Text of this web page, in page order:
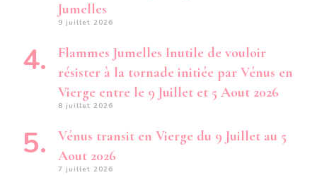
Jumelles
9 juillet 2026
Flammes Jumelles Inutile de vouloir
résister à la tornade initiée par Vénus en
Vierge entre le 9 Juillet et 5 Aout 2026
8 juillet 2026
Vénus transit en Vierge du 9 Juillet au 5
Aout 2026
7 juillet 2026